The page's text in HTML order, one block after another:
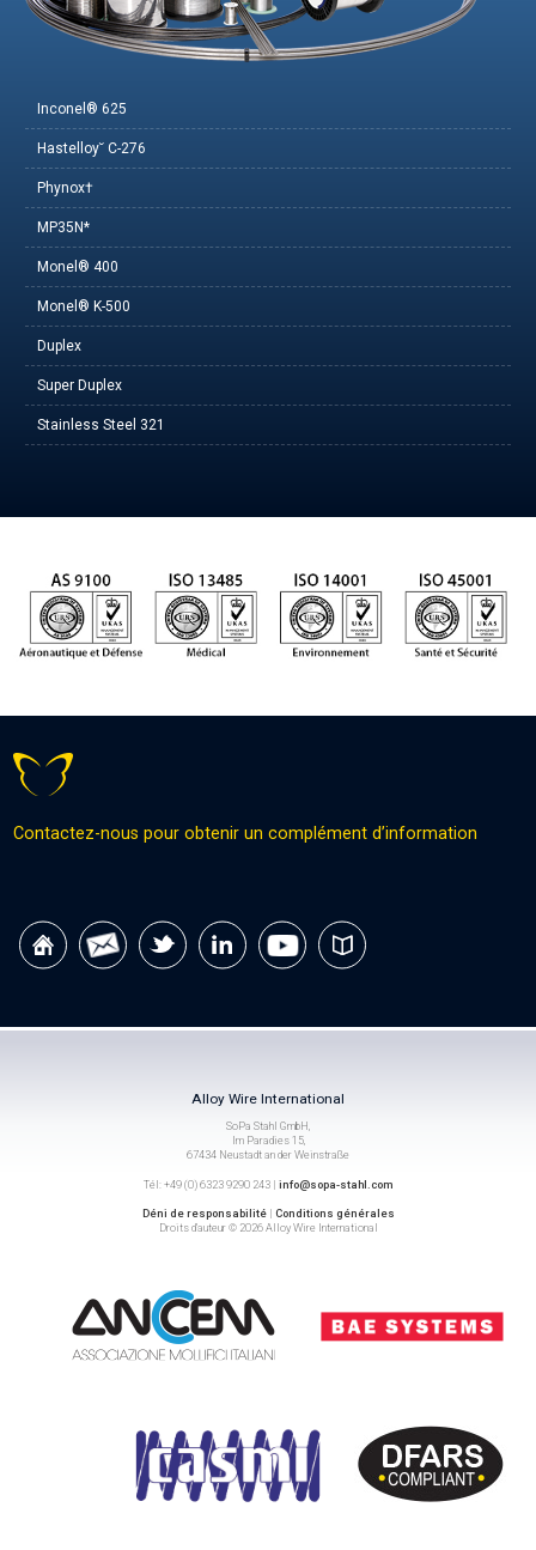
Inconel® 625
Hastelloy˘ C-276
Phynox†
MP35N*
Monel® 400
Monel® K-500
Duplex
Super Duplex
Stainless Steel 321
Contactez-nous pour obtenir un complément d’information
Alloy Wire International
SoPa Stahl GmbH,
Im Paradies 15,
67434 Neustadt an der Weinstraße
Tél: +49 (0) 6323 9290 243 | info@sopa-stahl.com
Déni de responsabilité| Conditions générales
Droits d’auteur © 2026 Alloy Wire International